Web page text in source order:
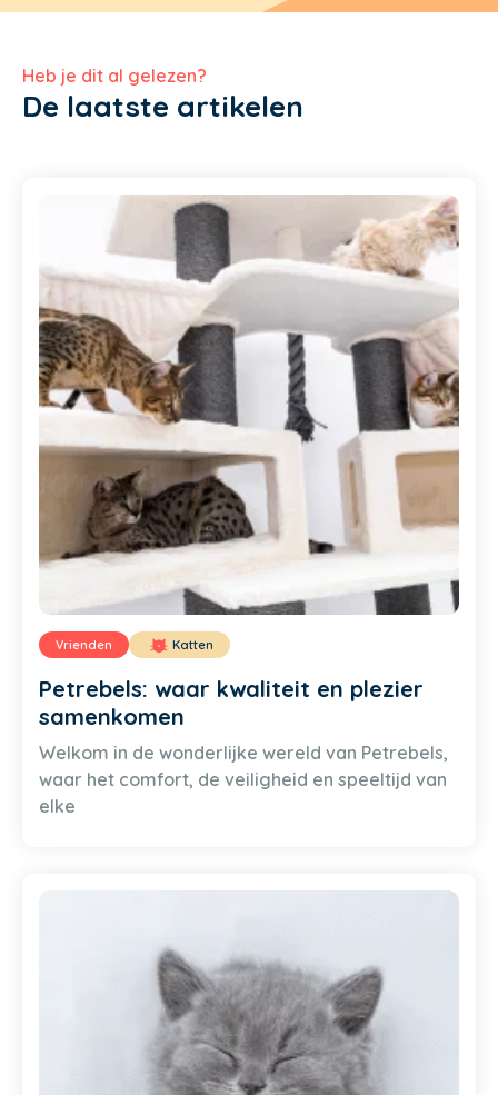
Heb je dit al gelezen?
De laatste artikelen
Vrienden Katten
Petrebels: waar kwaliteit en plezier
samenkomen
Welkom in de wonderlijke wereld van Petrebels,
waar het comfort, de veiligheid en speeltijd van
elke